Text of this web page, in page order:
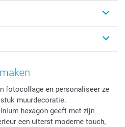
met fotoprints
Snoepjes
fotocollage en personaliseer ze
muurdecoratie.
hexagon geeft met zijn
een uiterst moderne touch,